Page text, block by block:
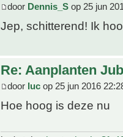
door Dennis_S op 25 jun
Jep, schitterend! Ik
Re: Aanplanten
door luc op 25 jun 2016
Hoe hoog is deze nu